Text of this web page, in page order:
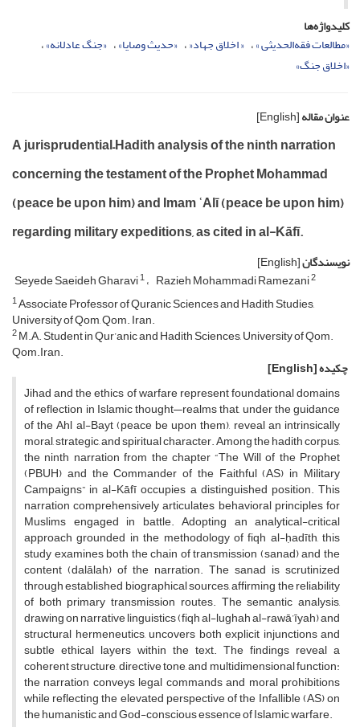
کلیدواژه‌ها
«مطالعات فقه‌الحدیثی » « اخلاق جهاد« «حدیث وصایا» «جنگ عادلانه»
«اخلاق جنگ»
عنوان مقاله[English]
A jurisprudential–Hadith analysis of the ninth narration
concerning the testament of the Prophet Mohammad
(peace be upon him) and Imam ʿAlī (peace be upon him)
regarding military expeditions, as cited in al-Kāfī.
نویسندگان[English]
Seyede Saeideh Gharavi1 Razieh Mohammadi Ramezani2
1Associate Professor of Quranic Sciences and Hadith Studies,
University of Qom, Qom. Iran.
2M.A. Student in Qur’anic and Hadith Sciences, University of Qom.
Qom.Iran.
چکیده[English]
Jihad and the ethics of warfare represent foundational domains
of reflection in Islamic thought—realms that, under the guidance
of the Ahl al-Bayt (peace be upon them), reveal an intrinsically
moral, strategic, and spiritual character. Among the hadith corpus,
the ninth narration from the chapter “The Will of the Prophet
(PBUH) and the Commander of the Faithful (AS) in Military
Campaigns” in al-Kāfī occupies a distinguished position. This
narration comprehensively articulates behavioral principles for
Muslims engaged in battle. Adopting an analytical-critical
approach grounded in the methodology of fiqh al-ḥadīth, this
study examines both the chain of transmission (sanad) and the
content (dalālah) of the narration. The sanad is scrutinized
through established biographical sources, affirming the reliability
of both primary transmission routes. The semantic analysis,
drawing on narrative linguistics (fiqh al-lughah al-rawā’īyah) and
structural hermeneutics, uncovers both explicit injunctions and
subtle ethical layers within the text. The findings reveal a
coherent structure, directive tone, and multidimensional function:
the narration conveys legal commands and moral prohibitions
while reflecting the elevated perspective of the Infallible (AS) on
the humanistic and God-conscious essence of Islamic warfare.